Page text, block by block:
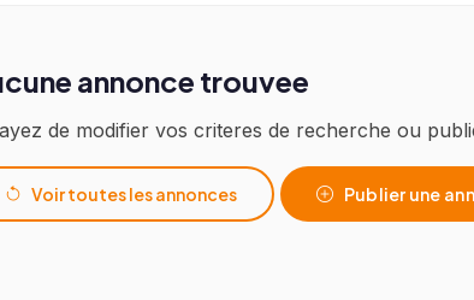
annonce trouvee
de modifier vos criteres de recherche ou
Voir toutes les annonces Publier une